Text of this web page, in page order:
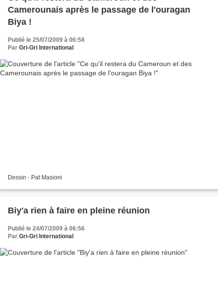
Camerounais après le passage de l'ouragan
Biya !
Publié le 25/07/2009 à 06:58
Par Gri-Gri International
Dessin - Pat Masioni
Biy'a rien à faire en pleine réunion
Publié le 24/07/2009 à 06:56
Par Gri-Gri International